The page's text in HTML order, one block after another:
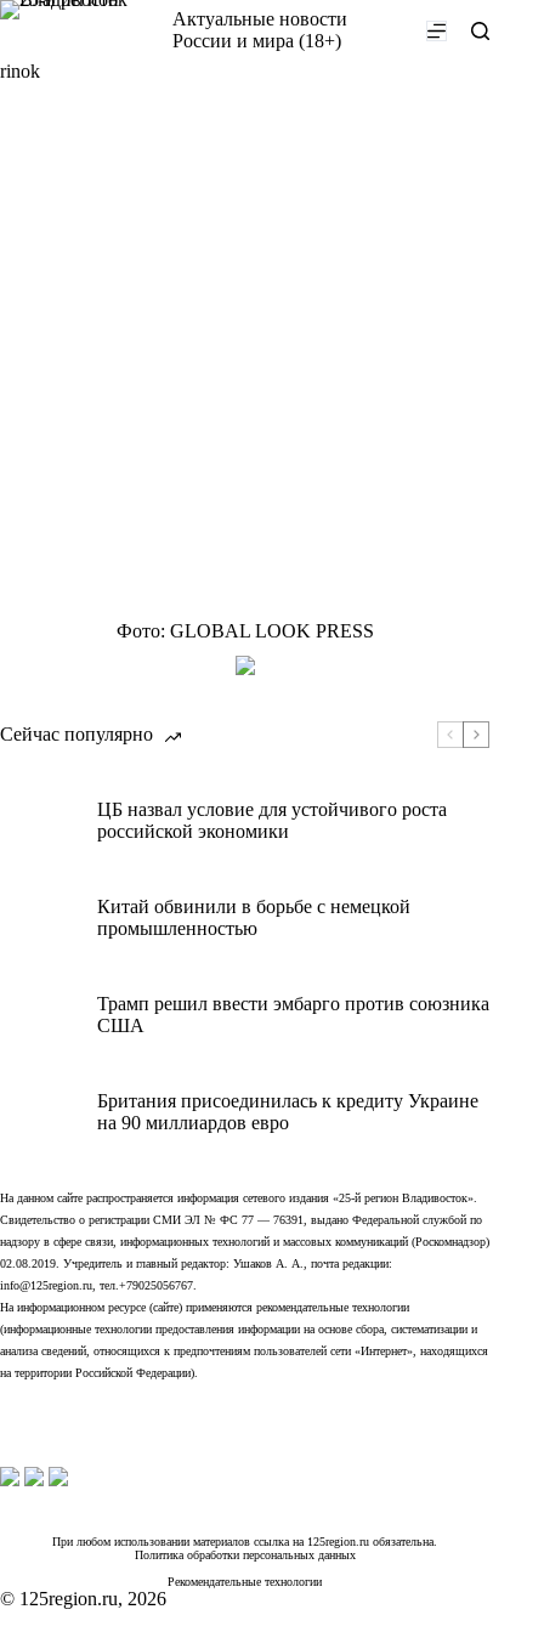
Перейти
Актуальные новости
России и мира (18+)
rinok
Фото: GLOBAL LOOK PRESS
Сейчас популярно
ЦБ назвал условие для устойчивого роста
российской экономики
Китай обвинили в борьбе с немецкой
промышленностью
Трамп решил ввести эмбарго против союзника
США
Британия присоединилась к кредиту Украине
на 90 миллиардов евро
На данном сайте распространяется информация сетевого издания «25-й регион Владивосток».
Свидетельство о регистрации СМИ ЭЛ № ФС 77 — 76391, выдано Федеральной службой по
надзору в сфере связи, информационных технологий и массовых коммуникаций (Роскомнадзор)
02.08.2019. Учредитель и главный редактор: Ушаков А. А., почта редакции:
info@125region.ru, тел.+79025056767.
На информационном ресурсе (сайте) применяются рекомендательные технологии
(информационные технологии предоставления информации на основе сбора, систематизации и
анализа сведений, относящихся к предпочтениям пользователей сети «Интернет», находящихся
на территории Российской Федерации).
При любом использовании материалов ссылка на 125region.ru обязательна.
Политика обработки персональных данных
Рекомендательные технологии
© 125region.ru, 2026